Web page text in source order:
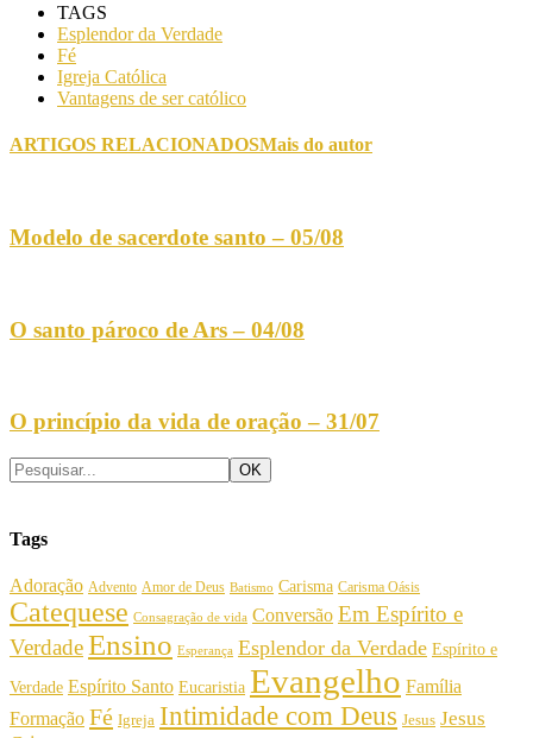
TAGS
Esplendor da Verdade
Fé
Igreja Católica
Vantagens de ser católico
ARTIGOS RELACIONADOSMais do autor
Modelo de sacerdote santo – 05/08
O santo pároco de Ars – 04/08
O princípio da vida de oração – 31/07
Tags
Adoração Advento Amor de Deus Batismo Carisma Carisma Oásis
Catequese Consagração de vida Conversão Em Espírito e
VerdadeEnsino Esperança Esplendor da Verdade Espírito e
Verdade Espírito Santo Eucaristia Evangelho Família
Formação Fé Igreja Intimidade com Deus Jesus Jesus